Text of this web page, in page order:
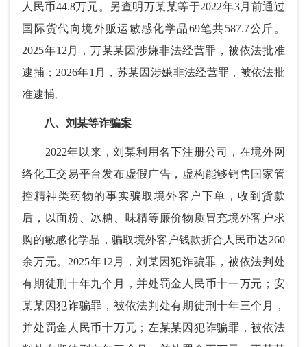
人民币44.8万元。另查明万某某等于2022年3月前通过
国际货代向境外贩运敏感化学品69笔共587.7公斤。
2025年12月，万某某因涉嫌非法经营罪，被依法批准
逮捕；2026年1月，苏某因涉嫌非法经营罪，被依法批
准逮捕。
八、刘某等诈骗案
2022年以来，刘某利用名下注册公司，在境外网
络化工交易平台发布虚假广告，虚构能够销售国家管
控精神类药物的事实骗取境外客户下单，收到货款
后，以面粉、冰糖、味精等廉价物质冒充境外客户求
购的敏感化学品，骗取境外客户钱款折合人民币达260
余万元。2025年12月，刘某因犯诈骗罪，被依法判处
有期徒刑十年九个月，并处罚金人民币十一万元；安
某某因犯诈骗罪，被依法判处有期徒刑十年三个月，
并处罚金人民币十万元；左某某因犯诈骗罪，被依法